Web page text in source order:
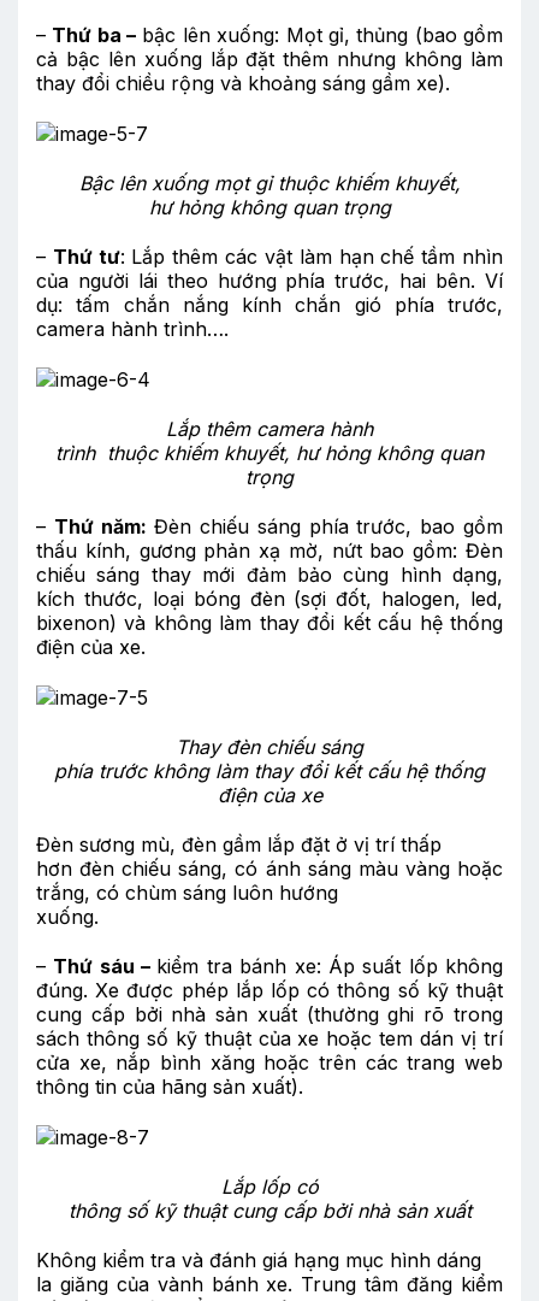
– Thứ ba – bậc lên xuống: Mọt gỉ, thủng (bao gồm
cả bậc lên xuống lắp đặt thêm nhưng không làm
thay đổi chiều rộng và khoảng sáng gầm xe).
Bậc lên xuống mọt gỉ thuộc khiếm khuyết,
hư hỏng không quan trọng
– Thứ tư: Lắp thêm các vật làm hạn chế tầm nhìn
của người lái theo hướng phía trước, hai bên. Ví
dụ: tấm chắn nắng kính chắn gió phía trước,
camera hành trình….
Lắp thêm camera hành
trìnhthuộc khiếm khuyết, hư hỏng không quan
trọng
– Thứ năm: Đèn chiếu sáng phía trước, bao gồm
thấu kính, gương phản xạ mờ, nứt bao gồm: Đèn
chiếu sáng thay mới đảm bảo cùng hình dạng,
kích thước, loại bóng đèn (sợi đốt, halogen, led,
bixenon) và không làm thay đổi kết cấu hệ thống
điện của xe.
Thay đèn chiếu sáng
phía trước không làm thay đổi kết cấu hệ thống
điện của xe
Đèn sương mù, đèn gầm lắp đặt ở vị trí thấp
hơn đèn chiếu sáng, có ánh sáng màu vàng hoặc
trắng, có chùm sáng luôn hướng
xuống.
– Thứ sáu – kiểm tra bánh xe: Áp suất lốp không
đúng. Xe được phép lắp lốp có thông số kỹ thuật
cung cấp bởi nhà sản xuất (thường ghi rõ trong
sách thông số kỹ thuật của xe hoặc tem dán vị trí
cửa xe, nắp bình xăng hoặc trên các trang web
thông tin của hãng sản xuất).
Lắp lốp có
thông số kỹ thuật cung cấp bởi nhà sản xuất
Không kiểm tra và đánh giá hạng mục hình dáng
la giăng của vành bánh xe. Trung tâm đăng kiểm